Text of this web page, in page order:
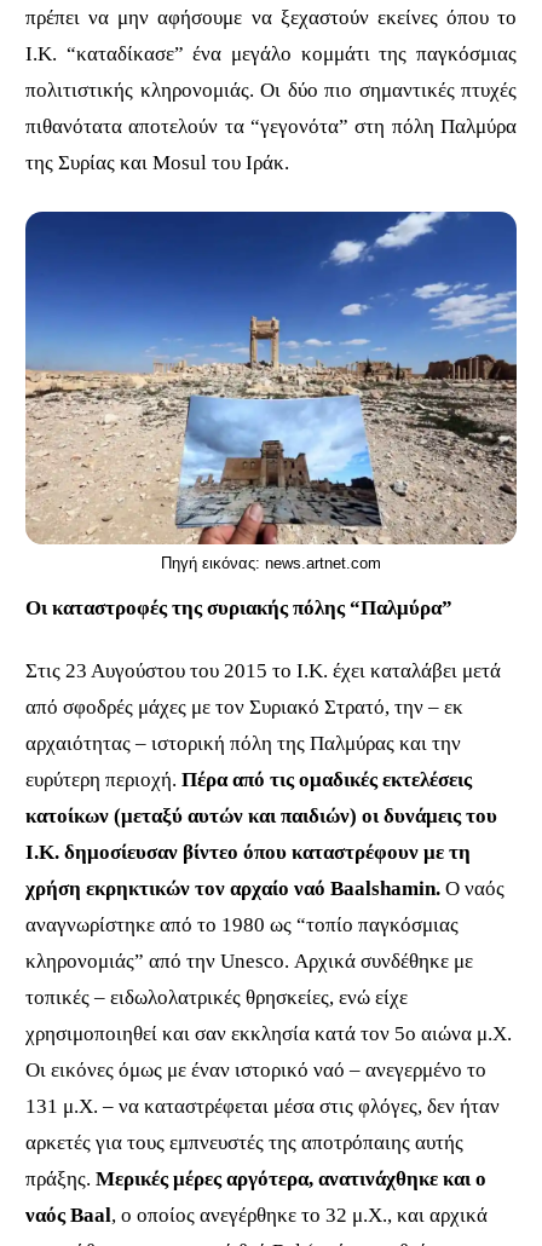
πρέπει να μην αφήσουμε να ξεχαστούν εκείνες όπου το
Ι.Κ. “καταδίκασε” ένα μεγάλο κομμάτι της παγκόσμιας
πολιτιστικής κληρονομιάς. Οι δύο πιο σημαντικές πτυχές
πιθανότατα αποτελούν τα “γεγονότα” στη πόλη Παλμύρα
της Συρίας και Mosul του Ιράκ.
Πηγή εικόνας: news.artnet.com
Οι καταστροφές της συριακής πόλης “Παλμύρα”
Στις 23 Αυγούστου του 2015 το Ι.Κ. έχει καταλάβει μετά
από σφοδρές μάχες με τον Συριακό Στρατό, την – εκ
αρχαιότητας – ιστορική πόλη της Παλμύρας και την
ευρύτερη περιοχή. Πέρα από τις ομαδικές εκτελέσεις
κατοίκων (μεταξύ αυτών και παιδιών) οι δυνάμεις του
Ι.Κ. δημοσίευσαν βίντεο όπου καταστρέφουν με τη
χρήση εκρηκτικών τον αρχαίο ναό Baalshamin. O ναός
αναγνωρίστηκε από το 1980 ως “τοπίο παγκόσμιας
κληρονομιάς” από την Unesco. Αρχικά συνδέθηκε με
τοπικές – ειδωλολατρικές θρησκείες, ενώ είχε
χρησιμοποιηθεί και σαν εκκλησία κατά τον 5ο αιώνα μ.Χ.
Οι εικόνες όμως με έναν ιστορικό ναό – ανεγερμένο το
131 μ.Χ. – να καταστρέφεται μέσα στις φλόγες, δεν ήταν
αρκετές για τους εμπνευστές της αποτρόπαιης αυτής
πράξης. Μερικές μέρες αργότερα, ανατινάχθηκε και ο
ναός Baal, ο οποίος ανεγέρθηκε το 32 μ.Χ., και αρχικά